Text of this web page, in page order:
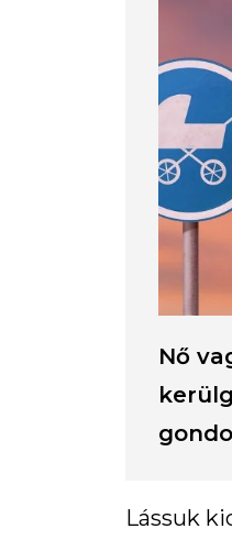
Nő
Lássuk